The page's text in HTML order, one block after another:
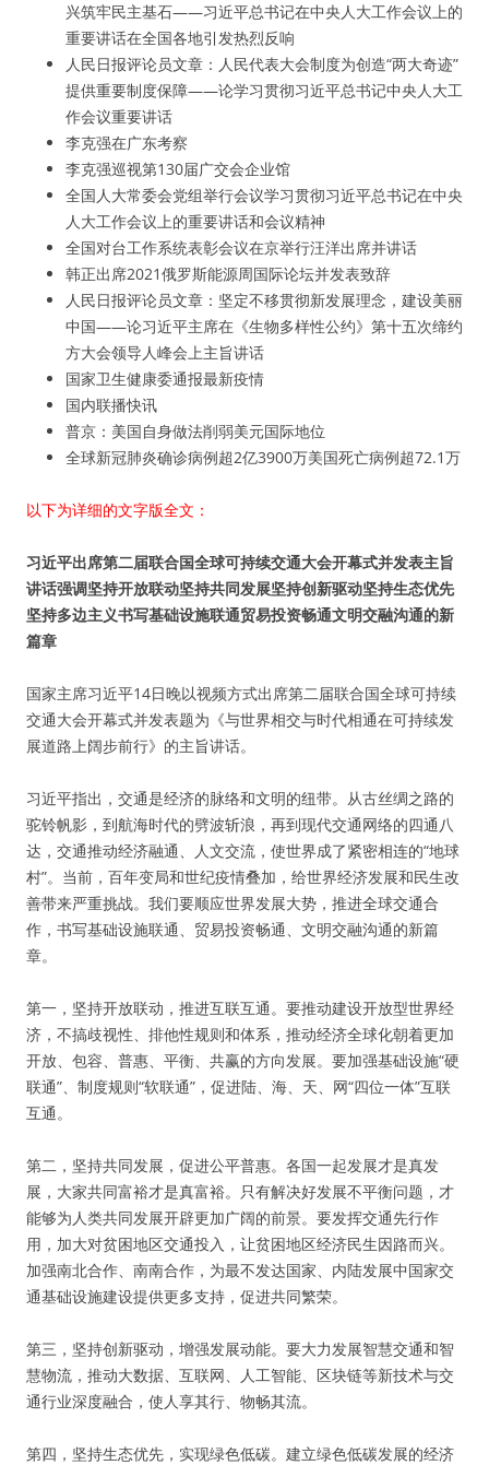
兴筑牢民主基石——习近平总书记在中央人大工作会议上的
重要讲话在全国各地引发热烈反响
人民日报评论员文章：人民代表大会制度为创造“两大奇迹”
提供重要制度保障——论学习贯彻习近平总书记中央人大工
作会议重要讲话
李克强在广东考察
李克强巡视第130届广交会企业馆
全国人大常委会党组举行会议学习贯彻习近平总书记在中央
人大工作会议上的重要讲话和会议精神
全国对台工作系统表彰会议在京举行汪洋出席并讲话
韩正出席2021俄罗斯能源周国际论坛并发表致辞
人民日报评论员文章：坚定不移贯彻新发展理念，建设美丽
中国——论习近平主席在《生物多样性公约》第十五次缔约
方大会领导人峰会上主旨讲话
国家卫生健康委通报最新疫情
国内联播快讯
普京：美国自身做法削弱美元国际地位
全球新冠肺炎确诊病例超2亿3900万美国死亡病例超72.1万
以下为详细的文字版全文：
习近平出席第二届联合国全球可持续交通大会开幕式并发表主旨
讲话强调坚持开放联动坚持共同发展坚持创新驱动坚持生态优先
坚持多边主义书写基础设施联通贸易投资畅通文明交融沟通的新
篇章
国家主席习近平14日晚以视频方式出席第二届联合国全球可持续
交通大会开幕式并发表题为《与世界相交与时代相通在可持续发
展道路上阔步前行》的主旨讲话。
习近平指出，交通是经济的脉络和文明的纽带。从古丝绸之路的
驼铃帆影，到航海时代的劈波斩浪，再到现代交通网络的四通八
达，交通推动经济融通、人文交流，使世界成了紧密相连的“地球
村”。当前，百年变局和世纪疫情叠加，给世界经济发展和民生改
善带来严重挑战。我们要顺应世界发展大势，推进全球交通合
作，书写基础设施联通、贸易投资畅通、文明交融沟通的新篇
章。
第一，坚持开放联动，推进互联互通。要推动建设开放型世界经
济，不搞歧视性、排他性规则和体系，推动经济全球化朝着更加
开放、包容、普惠、平衡、共赢的方向发展。要加强基础设施“硬
联通”、制度规则“软联通”，促进陆、海、天、网“四位一体”互联
互通。
第二，坚持共同发展，促进公平普惠。各国一起发展才是真发
展，大家共同富裕才是真富裕。只有解决好发展不平衡问题，才
能够为人类共同发展开辟更加广阔的前景。要发挥交通先行作
用，加大对贫困地区交通投入，让贫困地区经济民生因路而兴。
加强南北合作、南南合作，为最不发达国家、内陆发展中国家交
通基础设施建设提供更多支持，促进共同繁荣。
第三，坚持创新驱动，增强发展动能。要大力发展智慧交通和智
慧物流，推动大数据、互联网、人工智能、区块链等新技术与交
通行业深度融合，使人享其行、物畅其流。
第四，坚持生态优先，实现绿色低碳。建立绿色低碳发展的经济